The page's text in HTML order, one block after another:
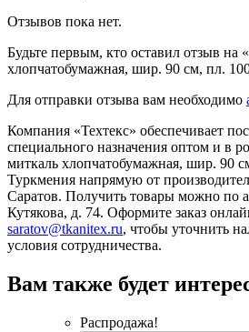
Отзывов пока нет.
Будьте первым, кто оставил отзыв на
хлопчатобумажная, шир. 90 см, пл.
Для отправки отзыва вам необходимо
Компания «Техтекс» обеспечивает
специального назначения оптом и в
миткаль хлопчатобумажная, шир. 90
Туркмения напрямую от
Саратов. Получить товары можно по
Кутякова, д. 74. Оформите заказ
saratov@tkanitex.ru, чтобы уточнить
условия сотрудничества.
Вам также будет
Распродажа!